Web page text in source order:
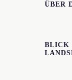
ÜBER
BLICK